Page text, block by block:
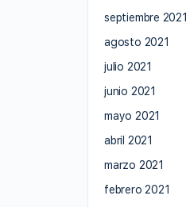
septiembre 2021
agosto 2021
julio 2021
junio 2021
mayo 2021
abril 2021
marzo 2021
febrero 2021